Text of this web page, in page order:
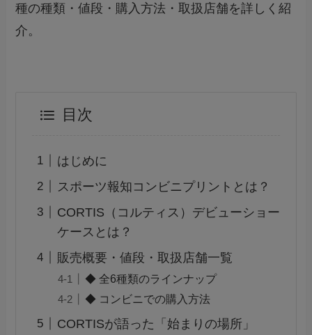
種の種類・値段・購入方法・取扱店舗を詳しく紹
介。
目次
はじめに
スポーツ報知コンビニプリントとは？
CORTIS（コルティス）デビューショー
ケースとは？
販売概要・値段・取扱店舗一覧
◆ 全6種類のラインナップ
◆ コンビニでの購入方法
CORTISが語った「始まりの場所」